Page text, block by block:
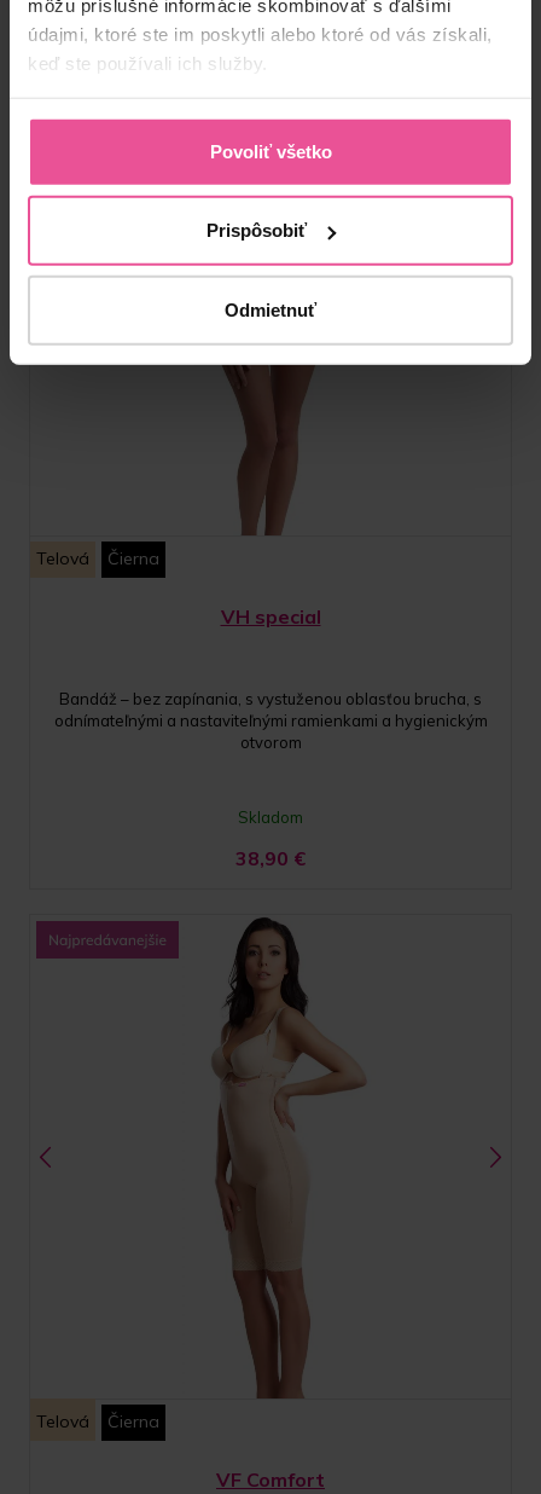
môžu príslušné informácie skombinovať s ďalšími
údajmi, ktoré ste im poskytli alebo ktoré od vás získali,
keď ste používali ich služby.
Povoliť všetko
Prispôsobiť
Odmietnuť
Telová Čierna
VH special
Bandáž – bez zapínania, s vystuženou oblasťou brucha, s
odnímateľnými a nastaviteľnými ramienkami a hygienickým
otvorom
Skladom
38,90 €
Telová Čierna
VF Comfort